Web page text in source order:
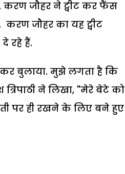
करण जौहर ने ट्वीट कर फैंस
जौहर का यह ट्वीट
रहे हैं.
बुलाया. मुझे लगता है कि
ने लिखा, "मेरे बेटे को
पर ही रखने के लिए बने हुए